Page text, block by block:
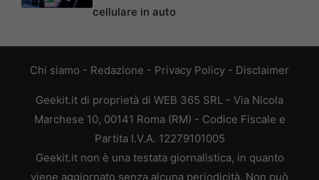
cellulare in auto
Chi siamo - Redazione - Privacy Policy - Disclaimer
Geekit.it di proprietà di WEB 365 SRL - Via Nicola
Marchese 10, 00141 Roma (RM) - Codice Fiscale e
Partita I.V.A. 12279101005
Geekit.it non è una testata giornalistica, in quanto
viene aggiornato senza alcuna periodicità. Non può